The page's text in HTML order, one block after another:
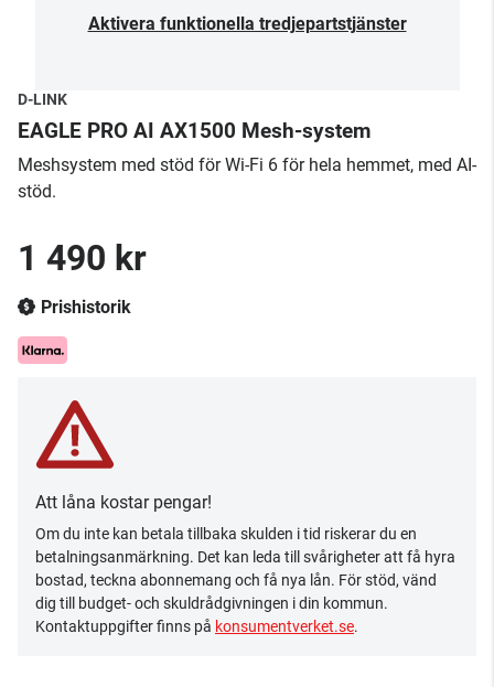
Aktivera funktionella tredjepartstjänster
D-LINK
EAGLE PRO AI AX1500 Mesh-system
Meshsystem med stöd för Wi-Fi 6 för hela hemmet, med AI-
stöd.
1 490 kr
Prishistorik
Att låna kostar pengar!
Om du inte kan betala tillbaka skulden i tid riskerar du en
betalningsanmärkning. Det kan leda till svårigheter att få hyra
bostad, teckna abonnemang och få nya lån. För stöd, vänd
dig till budget- och skuldrådgivningen i din kommun.
Kontaktuppgifter finns på konsumentverket.se.